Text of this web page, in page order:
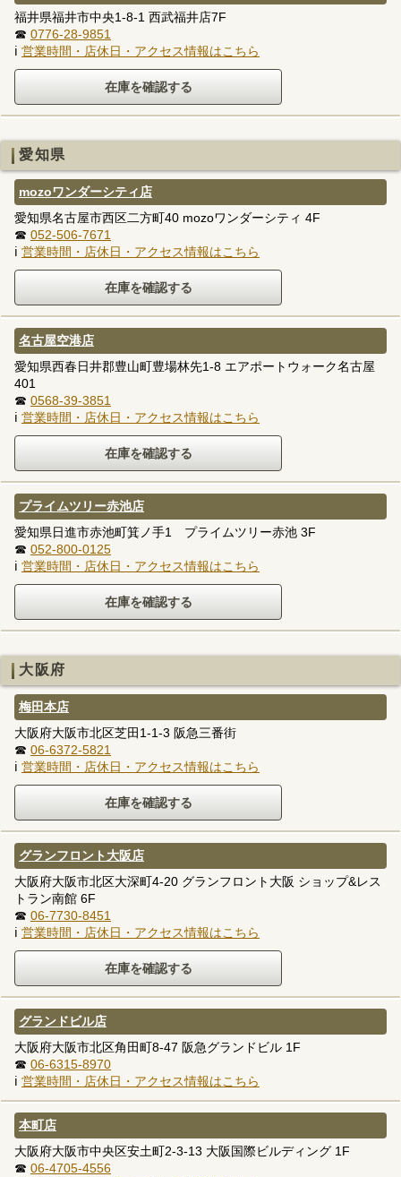
福井県福井市中央1-8-1 西武福井店7F
☎ 0776-28-9851
ℹ 営業時間・店休日・アクセス情報はこちら
愛知県
mozoワンダーシティ店
愛知県名古屋市西区二方町40 mozoワンダーシティ 4F
☎ 052-506-7671
ℹ 営業時間・店休日・アクセス情報はこちら
名古屋空港店
愛知県西春日井郡豊山町豊場林先1-8 エアポートウォーク名古屋
401
☎ 0568-39-3851
ℹ 営業時間・店休日・アクセス情報はこちら
プライムツリー赤池店
愛知県日進市赤池町箕ノ手1 プライムツリー赤池 3F
☎ 052-800-0125
ℹ 営業時間・店休日・アクセス情報はこちら
大阪府
梅田本店
大阪府大阪市北区芝田1-1-3 阪急三番街
☎ 06-6372-5821
ℹ 営業時間・店休日・アクセス情報はこちら
グランフロント大阪店
大阪府大阪市北区大深町4-20 グランフロント大阪 ショップ&レス
トラン南館 6F
☎ 06-7730-8451
ℹ 営業時間・店休日・アクセス情報はこちら
グランドビル店
大阪府大阪市北区角田町8-47 阪急グランドビル 1F
☎ 06-6315-8970
ℹ 営業時間・店休日・アクセス情報はこちら
本町店
大阪府大阪市中央区安土町2-3-13 大阪国際ビルディング 1F
☎ 06-4705-4556